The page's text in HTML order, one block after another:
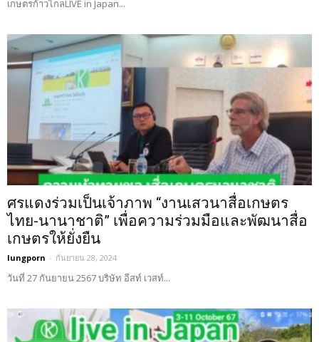
เกษตรก้าวไกลLIVE in Japan...
ศรแดงร่วมเป็นเจ้าภาพ “งานเสวนาสื่อเกษตร
ไทย-นานาชาติ” เพื่อความร่วมมือและพัฒนาสื่อ
เกษตรให้ยั่งยืน
lungporn - กันยายน 28, 2024
วันที่ 27 กันยายน 2567 บริษัท อีสท์ เวสท์...